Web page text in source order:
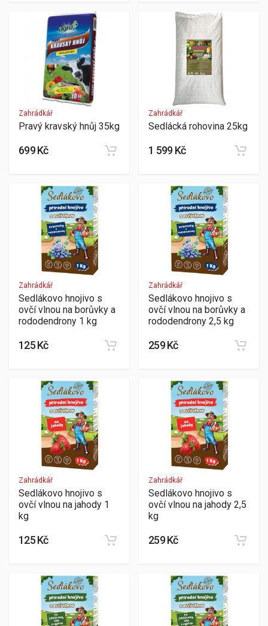
Zahrádkář
Pravý kravský hnůj 35kg
699 Kč
Zahrádkář
Sedlácká rohovina 25kg
1 599 Kč
Zahrádkář
Sedlákovo hnojivo s
ovčí vlnou na borůvky a
rododendrony 1 kg
125 Kč
Zahrádkář
Sedlákovo hnojivo s
ovčí vlnou na borůvky a
rododendrony 2,5 kg
259 Kč
Zahrádkář
Sedlákovo hnojivo s
ovčí vlnou na jahody 1
kg
125 Kč
Zahrádkář
Sedlákovo hnojivo s
ovčí vlnou na jahody 2,5
kg
259 Kč